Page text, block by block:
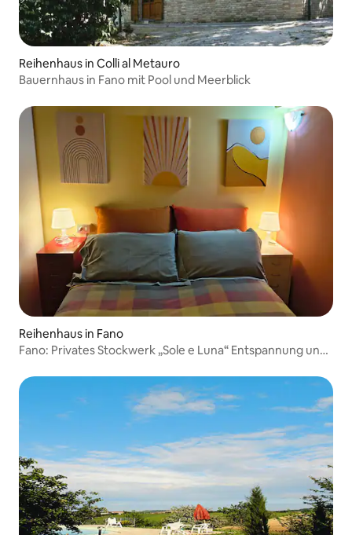
Reihenhaus in Colli al Metauro
Bauernhaus in Fano mit Pool und Meerblick
Reihenhaus in Fano
Fano: Privates Stockwerk „Sole e Luna“ Entspannung und